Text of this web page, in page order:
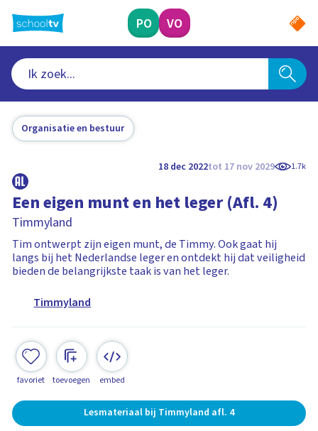
naar
hoofdinhoud
PO VO
Organisatie en bestuur
18 dec 2022tot 17 nov 2029 1.7k
Een eigen munt en het leger (Afl. 4)
Timmyland
Tim ontwerpt zijn eigen munt, de Timmy. Ook gaat hij
langs bij het Nederlandse leger en ontdekt hij dat veiligheid
bieden de belangrijkste taak is van het leger.
Timmyland
favoriet toevoegen embed
Lesmateriaal bij Timmyland afl. 4